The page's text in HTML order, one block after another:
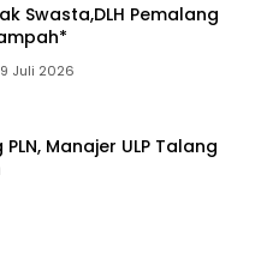
Swasta,DLH Pemalang
Juli 2026
Manajer ULP Talang